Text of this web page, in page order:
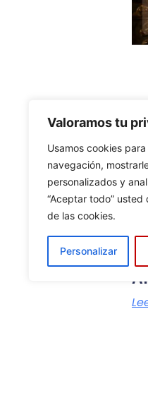
Valoramos tu
Usamos cookies
navegación,
personalizados y
“Aceptar todo”
de las cookies.
Personalizar